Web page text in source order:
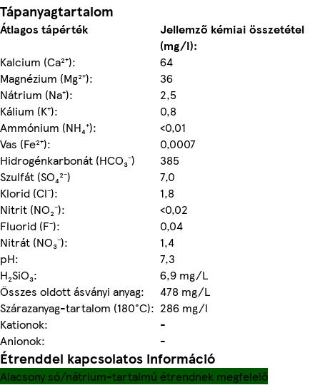
Tápanyagtartalom
Átlagos tápérték
Jellemző kémiai összetétel
(mg/I):
Kalcium (Ca²⁺):
64
Magnézium (Mg²⁺):
36
Nátrium (Na⁺):
2,5
Kálium (K⁺):
0,8
Ammónium (NH₄⁺):
<0,01
Vas (Fe²⁺):
0,0007
Hidrogénkarbonát (HCO₃⁻)
385
Szulfát (SO₄²⁻)
7,0
Klorid (Cl⁻):
1,8
Nitrit (NO₂⁻):
<0,02
Fluorid (F⁻):
0,04
Nitrát (NO₃⁻):
1,4
pH:
7,3
H₂SiO₃:
6,9 mg/L
Összes oldott ásványi anyag:
478 mg/L
Szárazanyag-tartalom (180°C): 286 mg/l
Kationok:
-
Anionok:
-
Étrenddel kapcsolatos információ
Alacsony só/nátrium-tartalmú étrendnek megfelelő